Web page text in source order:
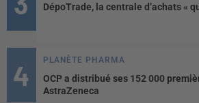
DépoTrade, la centrale d’achats «
PLANÈTE PHARMA
OCP a distribué ses 152 000
AstraZeneca